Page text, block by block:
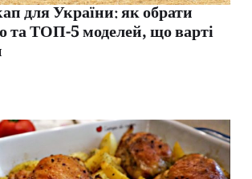
для України: як обрати
та ТОП-5 моделей, що варті